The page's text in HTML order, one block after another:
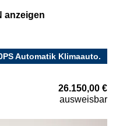
anzeigen
Automatik Klimaauto.
26.150,00 €
ausweisbar